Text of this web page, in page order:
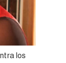
los